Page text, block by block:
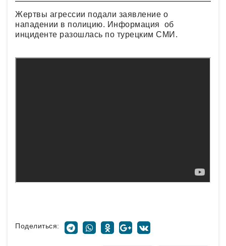
Жертвы агрессии подали заявление о
нападении в полицию. Информация об
инциденте разошлась по турецким СМИ.
Поделиться: